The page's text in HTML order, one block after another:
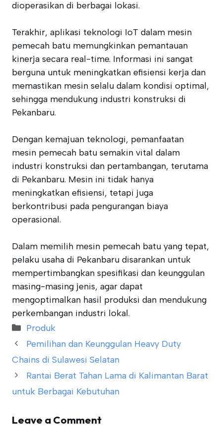
dioperasikan di berbagai lokasi.
Terakhir, aplikasi teknologi IoT dalam mesin
pemecah batu memungkinkan pemantauan
kinerja secara real-time. Informasi ini sangat
berguna untuk meningkatkan efisiensi kerja dan
memastikan mesin selalu dalam kondisi optimal,
sehingga mendukung industri konstruksi di
Pekanbaru.
Dengan kemajuan teknologi, pemanfaatan
mesin pemecah batu semakin vital dalam
industri konstruksi dan pertambangan, terutama
di Pekanbaru. Mesin ini tidak hanya
meningkatkan efisiensi, tetapi juga
berkontribusi pada pengurangan biaya
operasional.
Dalam memilih mesin pemecah batu yang tepat,
pelaku usaha di Pekanbaru disarankan untuk
mempertimbangkan spesifikasi dan keunggulan
masing-masing jenis, agar dapat
mengoptimalkan hasil produksi dan mendukung
perkembangan industri lokal.
Categories
Produk
Pemilihan dan Keunggulan Heavy Duty
Chains di Sulawesi Selatan
Rantai Berat Tahan Lama di Kalimantan Barat
untuk Berbagai Kebutuhan
Leave a Comment